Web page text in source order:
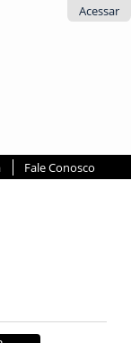
Acessar
Fale Conosco